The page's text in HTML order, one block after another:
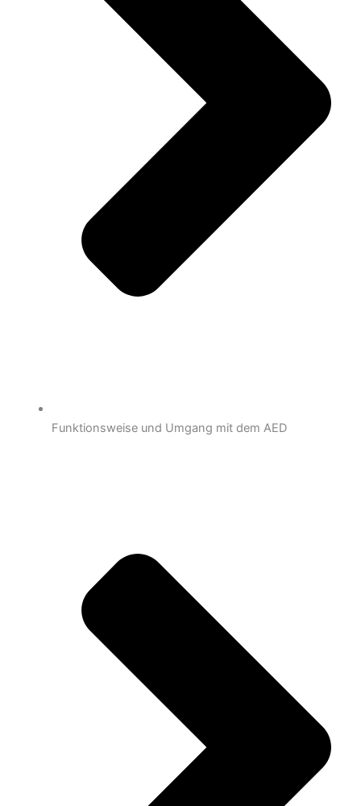
Funktionsweise und Umgang mit dem AED